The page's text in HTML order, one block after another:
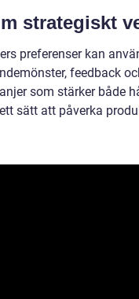
strategiskt
preferenser kan
feedback
som stärker både
sätt att påverka